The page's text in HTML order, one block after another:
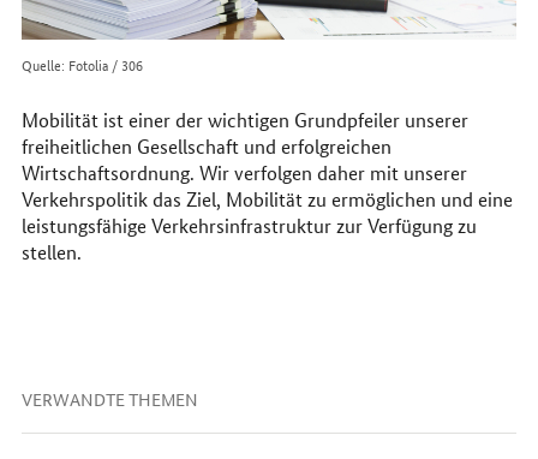
Quelle: Fotolia / 306
Mobilität ist einer der wichtigen Grundpfeiler unserer
freiheitlichen Gesellschaft und erfolgreichen
Wirtschaftsordnung. Wir verfolgen daher mit unserer
Verkehrspolitik das Ziel, Mobilität zu ermöglichen und eine
leistungsfähige Verkehrsinfrastruktur zur Verfügung zu
stellen.
VERWANDTE THEMEN